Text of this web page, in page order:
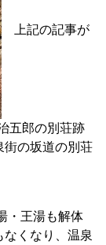
上記の記事が
五郎の別荘跡
街の坂道の別荘
・王湯も解体
くなり、温泉